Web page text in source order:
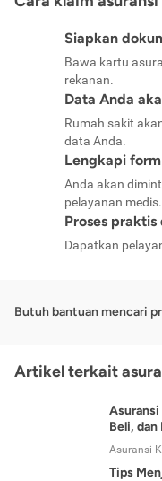
Siapkan
Bawa kartu
rekanan.
Data Anda
Rumah sakit
data Anda.
Lengkapi
Anda akan
pelayanan medis.
Proses
Dapatkan
Butuh bantuan mencari
Artikel terkait
Asuransi
Beli, dan
Asuransi
Tips